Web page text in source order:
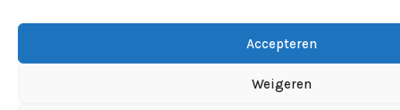
Accepteren
Weigeren